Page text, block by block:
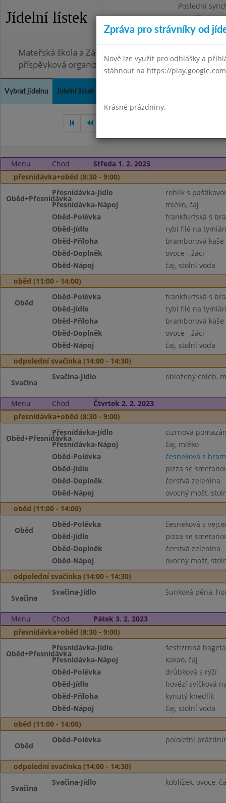
Jídelní lístek
Poslední
Pondělí
Omezení
Mateřská škola a Základní škola, Ostopovice, okres
příspěvková organizace
Vybrat jídelnu Jídelní lístek
Menu Chod
Středa 1. 2. 2023
přesnídávka+oběd (8:30 - 9:00)
Oběd+Přesnídávka
Přesnídávka-Jídlo
rohlík s
Přesnídávka-Nápoj
mléko, čaj
Oběd-Polévka
frankfurtská s
Oběd-Jídlo
rybí filé na
Oběd-Příloha
bramborová kaše
Oběd-Doplněk
ovoce - žáci
Oběd-Nápoj
čaj, stolní voda
oběd (11:00 - 14:00)
Oběd
Oběd-Polévka
frankfurtská s
Oběd-Jídlo
rybí filé na
Oběd-Příloha
bramborová kaše
Oběd-Doplněk
ovoce - žáci
Oběd-Nápoj
čaj, stolní voda
odpolední svačinka (14:00 - 14:30)
Svačina
Svačina-Jídlo obložený chléb,
Menu Chod
Čtvrtek 2. 2. 2023
přesnídávka+oběd (8:30 - 9:00)
Oběd+Přesnídávka
Přesnídávka-Jídlo
cizrnová
Přesnídávka-Nápoj
čaj, mléko
Oběd-Polévka
česneková s
Oběd-Jídlo
pizza se
Oběd-Doplněk
čerstvá zelenina
Oběd-Nápoj
ovocný mošt,
oběd (11:00 - 14:00)
Oběd
Oběd-Polévka
česneková s
Oběd-Jídlo
pizza se
Oběd-Doplněk
čerstvá zelenina
Oběd-Nápoj
ovocný mošt,
odpolední svačinka (14:00 - 14:30)
Svačina
Svačina-Jídlo šunková pěna,
Menu Chod
Pátek 3. 2. 2023
přesnídávka+oběd (8:30 - 9:00)
Oběd+Přesnídávka
Přesnídávka-Jídlo
šestizrnná
Přesnídávka-Nápoj
kakao, čaj
Oběd-Polévka
drůbková s rýží
Oběd-Jídlo
hovězí svíčková
Oběd-Příloha
kynutý knedlík
Oběd-Nápoj
čaj, stolní voda
oběd (11:00 - 14:00)
Oběd
Oběd-Polévka pololetní
odpolední svačinka (14:00 - 14:30)
Svačina
Svačina-Jídlo koblížek, ovoce,
Zpráva pro strávníky od
Nově lze využít pro odhlášky a
stáhnout na https://
Krásné prázdniny.